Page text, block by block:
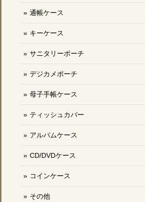
通帳ケース
キーケース
サニタリーポーチ
デジカメポーチ
母子手帳ケース
ティッシュカバー
アルバムケース
CD/DVDケース
コインケース
その他